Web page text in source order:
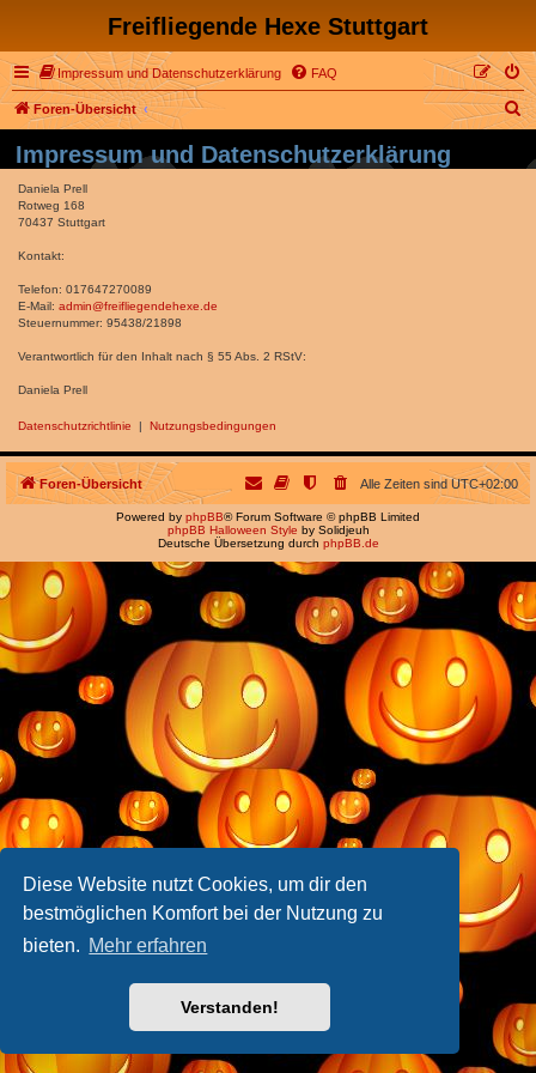
Diese Website nutzt Cookies, um dir den
bestmöglichen Komfort bei der Nutzung zu
bieten. Mehr erfahren
Verstanden!
Freifliegende Hexe Stuttgart
Impressum und Datenschutzerklärung FAQ
Foren-Übersicht
S
c
Impressum und Datenschutzerklärung
Daniela Prell
Rotweg 168
70437 Stuttgart
Kontakt:
Telefon: 017647270089
E-Mail: admin@freifliegendehexe.de
Steuernummer: 95438/21898
Verantwortlich für den Inhalt nach § 55 Abs. 2 RStV:
Daniela Prell
Datenschutzrichtlinie | Nutzungsbedingungen
Foren-Übersicht Alle Zeiten sindUTC+02:00
Powered by phpBB® Forum Software © phpBB Limited
phpBB Halloween Style by Solidjeuh
Deutsche Übersetzung durch phpBB.de